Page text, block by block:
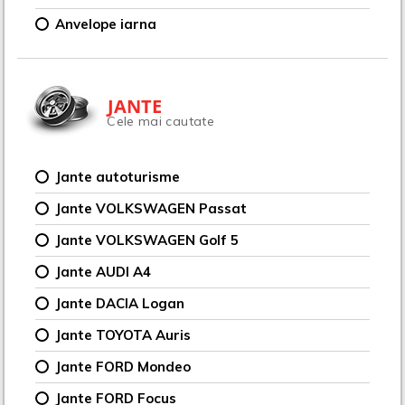
Anvelope iarna
JANTE
Cele mai cautate
Jante autoturisme
Jante VOLKSWAGEN Passat
Jante VOLKSWAGEN Golf 5
Jante AUDI A4
Jante DACIA Logan
Jante TOYOTA Auris
Jante FORD Mondeo
Jante FORD Focus